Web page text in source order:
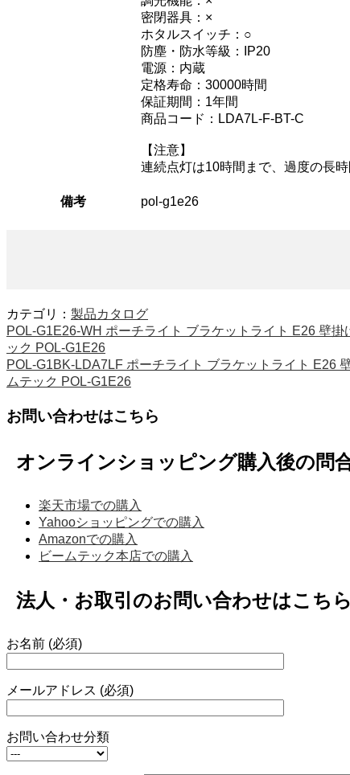
密閉器具：×
ホタルスイッチ：○
防塵・防水等級：IP20
電源：内蔵
定格寿命：30000時間
保証期間：1年間
商品コード：LDA7L-F-BT-C
【注意】
連続点灯は10時間まで、過度の長
備考 pol-g1e26
カテゴリ： 製品カタログ
POL-G1E26-WH ポーチライト ブラケットライト E26 壁
ック POL-G1E26
POL-G1BK-LDA7LF ポーチライト ブラケットライト E26
ムテック POL-G1E26
お問い合わせはこちら
オンラインショッピング購入後の問
楽天市場での購入
Yahooショッピングでの購入
Amazonでの購入
ビームテック本店での購入
法人・お取引のお問い合わせはこち
お名前 (必須)
メールアドレス (必須)
お問い合わせ分類